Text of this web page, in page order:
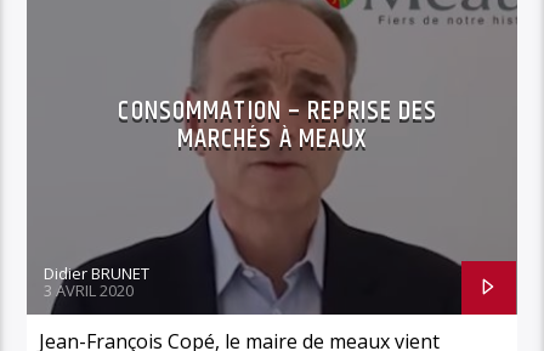
CONSOMMATION – REPRISE DES
MARCHÉS À MEAUX
Didier BRUNET
3 AVRIL 2020
Jean-François Copé, le maire de meaux vient